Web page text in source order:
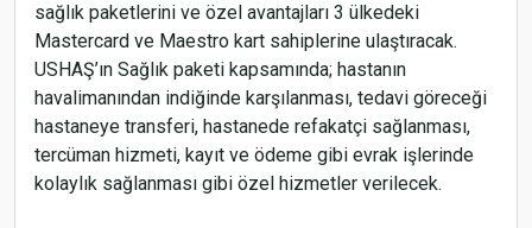
sağlık paketlerini ve özel avantajları 3 ülkedeki
Mastercard ve Maestro kart sahiplerine ulaştıracak.
USHAŞ’ın Sağlık paketi kapsamında; hastanın
havalimanından indiğinde karşılanması, tedavi göreceği
hastaneye transferi, hastanede refakatçi sağlanması,
tercüman hizmeti, kayıt ve ödeme gibi evrak işlerinde
kolaylık sağlanması gibi özel hizmetler verilecek.